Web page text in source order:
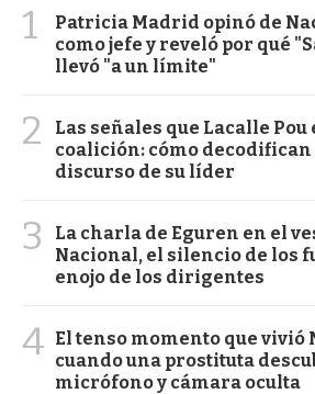
1
Patricia Madrid opinó de
como jefe y reveló por qué
llevó "a un límite"
2
Las señales que Lacalle Pou
coalición: cómo decodifican
discurso de su líder
3
La charla de Eguren en el
Nacional, el silencio de los
enojo de los dirigentes
4 El tenso momento que vivió
cuando una prostituta
micrófono y cámara oculta